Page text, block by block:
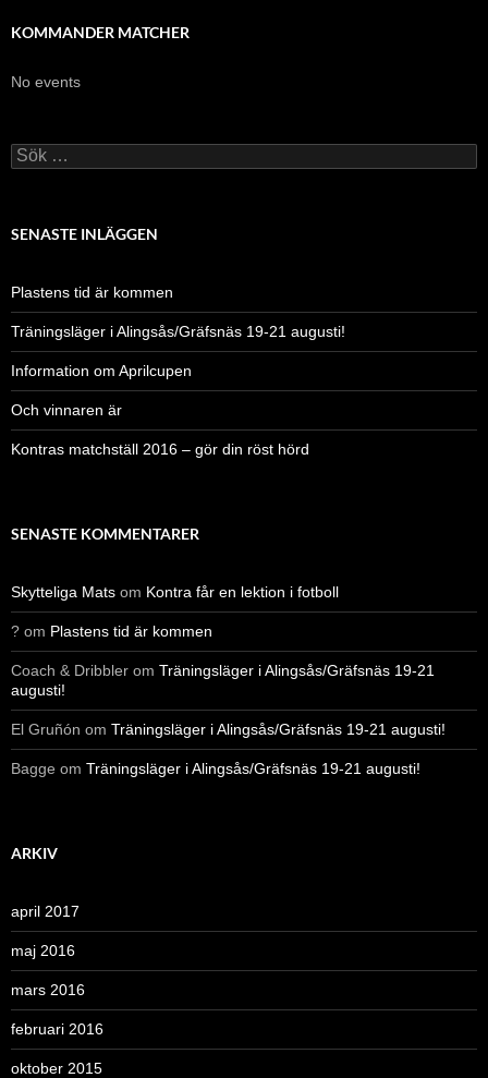
KOMMANDER MATCHER
No events
Sök
efter:
SENASTE INLÄGGEN
Plastens tid är kommen
Träningsläger i Alingsås/Gräfsnäs 19-21 augusti!
Information om Aprilcupen
Och vinnaren är
Kontras matchställ 2016 – gör din röst hörd
SENASTE KOMMENTARER
Skytteliga Mats om Kontra får en lektion i fotboll
? om Plastens tid är kommen
Coach & Dribbler om Träningsläger i Alingsås/Gräfsnäs 19-21
augusti!
El Gruñón om Träningsläger i Alingsås/Gräfsnäs 19-21 augusti!
Bagge om Träningsläger i Alingsås/Gräfsnäs 19-21 augusti!
ARKIV
april 2017
maj 2016
mars 2016
februari 2016
oktober 2015